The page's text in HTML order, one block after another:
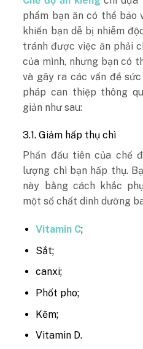
phẩm bạn ăn có thể bảo
khiến bạn dễ bị nhiễm
tránh được việc ăn phải
của mình, nhưng bạn có
và gây ra các vấn đề
pháp can thiệp thông
giản như sau:
3.1. Giảm hấp thụ chì
Phần đầu tiên của chế
lượng chì bạn hấp thụ.
này bằng cách khắc
một số chất dinh dưỡng
Vitamin C;
Sắt;
canxi;
Phốt pho;
Kẽm;
Vitamin D.